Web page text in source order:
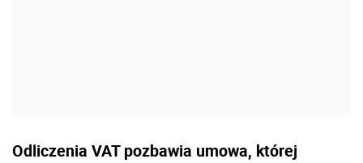
Odliczenia VAT pozbawia umowa, której